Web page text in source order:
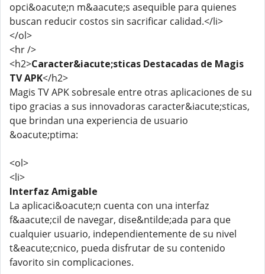
opci&oacute;n m&aacute;s asequible para quienes
buscan reducir costos sin sacrificar calidad.</li>
</ol>
<hr />
<h2>Caracter&iacute;sticas Destacadas de Magis
TV APK</h2>
Magis TV APK sobresale entre otras aplicaciones de su
tipo gracias a sus innovadoras caracter&iacute;sticas,
que brindan una experiencia de usuario
&oacute;ptima:
<ol>
<li>
Interfaz Amigable
La aplicaci&oacute;n cuenta con una interfaz
f&aacute;cil de navegar, dise&ntilde;ada para que
cualquier usuario, independientemente de su nivel
t&eacute;cnico, pueda disfrutar de su contenido
favorito sin complicaciones.